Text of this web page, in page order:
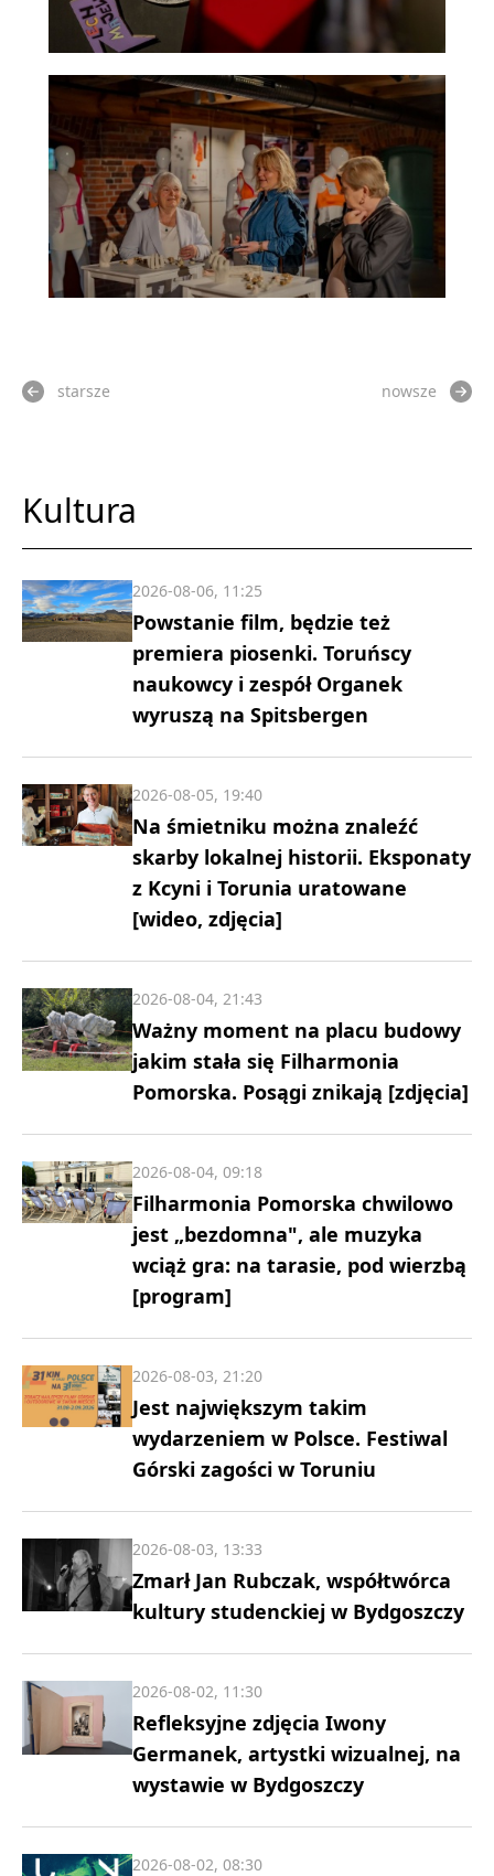
starsze nowsze
Kultura
Powstanie film, będzie też
premiera piosenki. Toruńscy
naukowcy i zespół Organek
wyruszą na Spitsbergen
2026-08-06, 11:25
Na śmietniku można znaleźć
skarby lokalnej historii. Eksponaty
z Kcyni i Torunia uratowane
[wideo, zdjęcia]
2026-08-05, 19:40
Ważny moment na placu budowy
jakim stała się Filharmonia
Pomorska. Posągi znikają [zdjęcia]
2026-08-04, 21:43
Filharmonia Pomorska chwilowo
jest „bezdomna", ale muzyka
wciąż gra: na tarasie, pod wierzbą
[program]
2026-08-04, 09:18
Jest największym takim
wydarzeniem w Polsce. Festiwal
Górski zagości w Toruniu
2026-08-03, 21:20
Zmarł Jan Rubczak, współtwórca
kultury studenckiej w Bydgoszczy
2026-08-03, 13:33
Refleksyjne zdjęcia Iwony
Germanek, artystki wizualnej, na
wystawie w Bydgoszczy
2026-08-02, 11:30
2026-08-02, 08:30